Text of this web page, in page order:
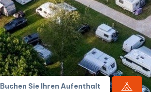
Buchen Sie Ihren Aufenthalt